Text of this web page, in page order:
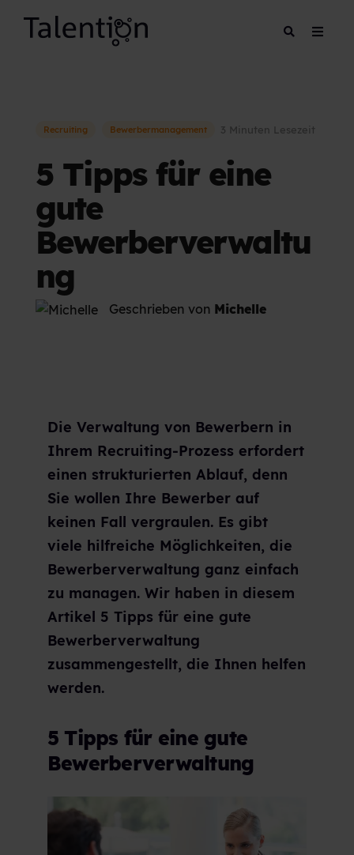
Recruiting Bewerbermanagement 3 Minuten Lesezeit
5 Tipps für eine
gute
Bewerberverwaltu
ng
Geschrieben von Michelle
Die Verwaltung von Bewerbern in
Ihrem Recruiting-Prozess erfordert
einen strukturierten Ablauf, denn
Sie wollen Ihre Bewerber auf
keinen Fall vergraulen. Es gibt
viele hilfreiche Möglichkeiten, die
Bewerberverwaltung ganz einfach
zu managen. Wir haben in diesem
Artikel 5 Tipps für eine gute
Bewerberverwaltung
zusammengestellt, die Ihnen helfen
werden.
5 Tipps für eine gute
Bewerberverwaltung